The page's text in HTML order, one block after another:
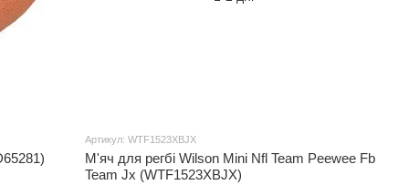
Артикул: WTF1523XBJX
М'яч для регбі Wilson Mini Nfl Team Peewee Fb
Team Jx (WTF1523XBJX)